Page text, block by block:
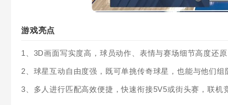
游戏亮点
1、3D画面写实度高，球员动作、表情与赛场细节高度还
2、球星互动自由度强，既可单挑传奇球星，也能与他们组
3、多人进行匹配高效便捷，快速衔接5V5或街头赛，联机